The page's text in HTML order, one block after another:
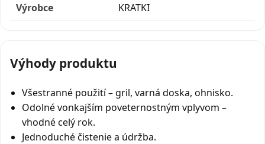
Výrobce
KRATKI
Výhody produktu
Všestranné použití – gril, varná doska, ohnisko.
Odolné vonkajším poveternostným vplyvom –
vhodné celý rok.
Jednoduché čistenie a údržba.